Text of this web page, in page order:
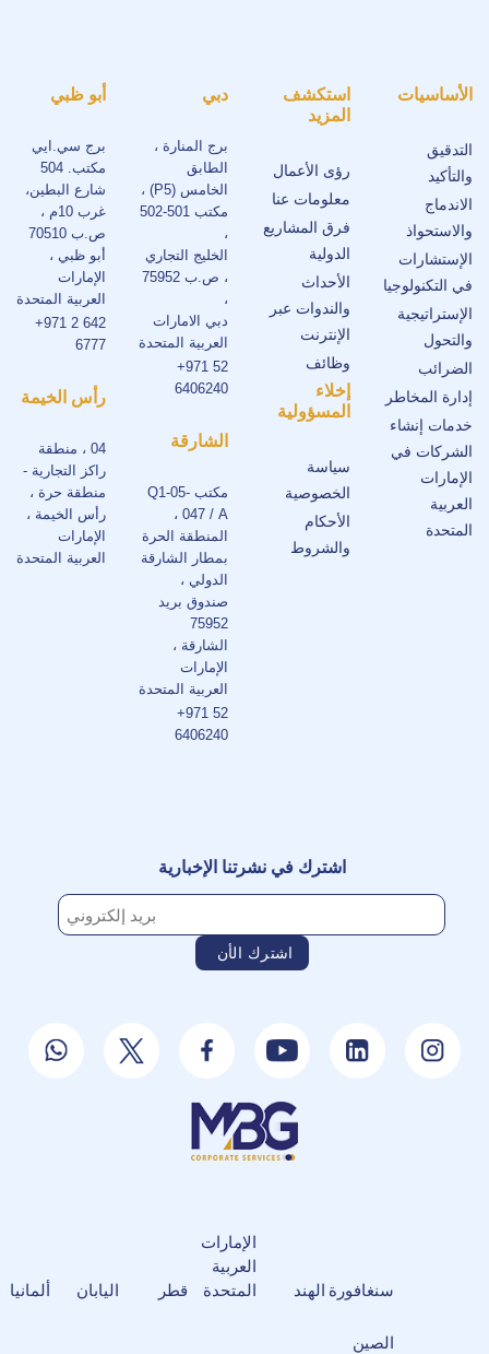
الأساسيات
التدقيق
والتأكيد
الاندماج
والاستحواذ
الإستشارات
في التكنولوجيا
الإستراتيجية
والتحول
الضرائب
إدارة المخاطر
خدمات إنشاء
الشركات في
الإمارات
العربية
المتحدة
استكشف
المزيد
رؤى الأعمال
معلومات عنا
فرق المشاريع
الدولية
الأحداث
والندوات عبر
الإنترنت
وظائف
إخلاء
المسؤولية
سياسة
الخصوصية
الأحكام
والشروط
دبي
برج المنارة ،
الطابق
الخامس (P5) ،
مكتب 501-502
،
الخليج التجاري
، ص.ب 75952
،
دبي الامارات
العربية المتحدة
+971 52
6406240
الشارقة
مكتب Q1-05-
047 / A ،
المنطقة الحرة
بمطار الشارقة
الدولي ،
صندوق بريد
75952
الشارقة ،
الإمارات
العربية المتحدة
+971 52
6406240
أبو ظبي
برج سي.ايي
مكتب. 504
شارع البطين،
غرب 10م ،
ص.ب 70510
أبو ظبي ،
الإمارات
العربية المتحدة
+971 2 642
6777
رأس الخيمة
04 ، منطقة
راكز التجارية -
منطقة حرة ،
رأس الخيمة ،
الإمارات
العربية المتحدة
اشترك في نشرتنا الإخبارية
سنغافورة الهند
الإمارات
العربية
المتحدة
قطر اليابان ألمانيا
الصين